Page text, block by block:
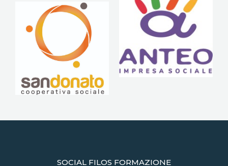
SOCIAL FILOS FORMAZIONE